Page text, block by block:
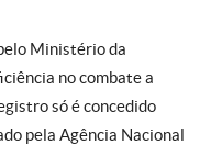
Ministério da
no combate a
só é concedido
pela Agência Nacional